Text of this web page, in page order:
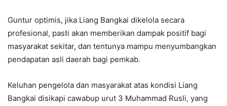
Guntur optimis, jika Liang Bangkai dikelola secara
profesional, pasti akan memberikan dampak positif bagi
masyarakat sekitar, dan tentunya mampu menyumbangkan
pendapatan asli daerah bagi pemkab.
Keluhan pengelola dan masyarakat atas kondisi Liang
Bangkai disikapi cawabup urut 3 Muhammad Rusli, yang